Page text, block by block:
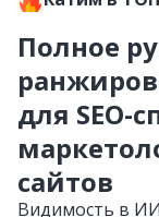
Полное
для SEO-
сайтов
Видимость в